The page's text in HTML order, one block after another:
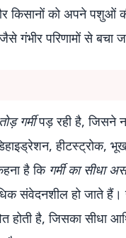
किसानों को अपने
गंभीर परिणामों से बचा
गर्मीपड़ रही है, जिसने
हीटस्ट्रोक,
है कि गर्मी का सीधा
संवेदनशील हो जाते
होती है, जिसका सीधा